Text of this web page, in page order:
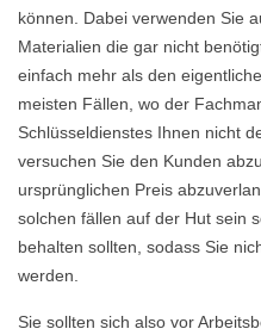
können. Dabei verwenden Sie
Materialien die gar nicht
einfach mehr als den
meisten Fällen, wo der
Schlüsseldienstes Ihnen nicht
versuchen Sie den Kunden
ursprünglichen Preis
solchen fällen auf der Hut sein
behalten sollten, sodass Sie
werden.
Sie sollten sich also vor